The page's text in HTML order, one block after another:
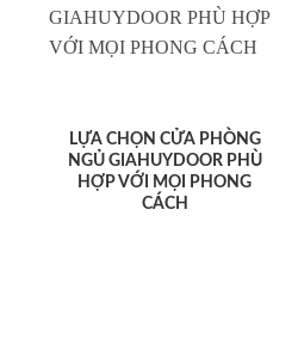
LỰA CHỌN CỬA PHÒNG
NGỦ GIAHUYDOOR PHÙ
HỢP VỚI MỌI PHONG
CÁCH